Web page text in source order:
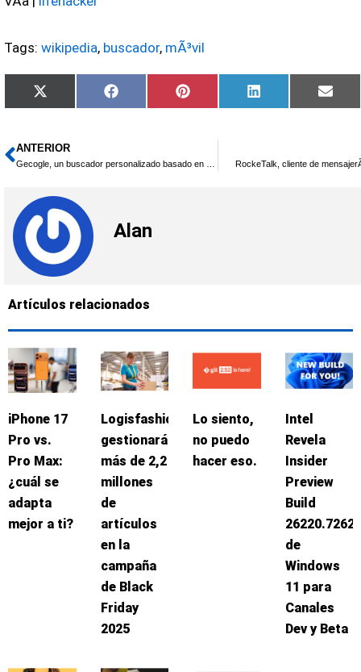
Tags:wikipedia, buscador, mÃ³vil
Compartir
en
X
(Twitter)
Compartir
en
Facebook
Compartir
en
Pinterest
Compartir
en
LinkedIn
en
Ant
ANTERIOR
RockeTalk, cliente de
Alan
Artículos relacionados
iPhone 17
Pro vs.
Pro Max:
¿cuál se
adapta
mejor a ti?
Logisfashion
gestionará
más de 2,2
millones
de
artículos
en la
campaña
de Black
Friday
2025
Lo siento,
no puedo
hacer eso.
Intel
Revela
Insider
Preview
Build
26220.7262
de
Windows
11 para
Canales
Dev y Beta